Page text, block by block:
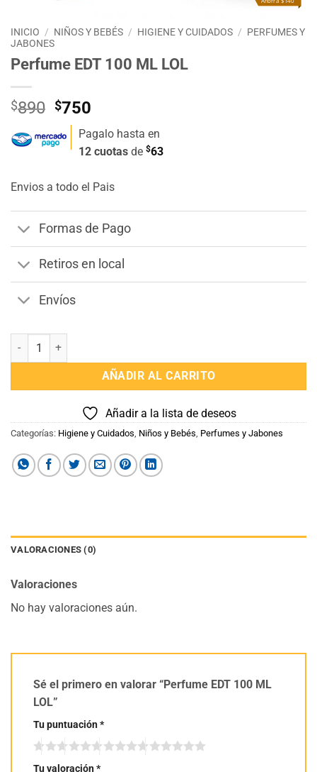
INICIO / NIÑOS Y BEBÉS / HIGIENE Y CUIDADOS / PERFUMES Y
JABONES
Perfume EDT 100 ML LOL
$890 El
precio
original
era:
$750
precio
actual
es:
Pagalo hasta en
12 cuotas de $63
Envios a todo el Pais
Formas de Pago
Retiros en local
Envíos
Perfume EDT 100 ML LOL cantidad
AÑADIR AL CARRITO
Añadir a la lista de deseos
Categorías: Higiene y Cuidados, Niños y Bebés, Perfumes y Jabones
VALORACIONES (0)
Valoraciones
No hay valoraciones aún.
Sé el primero en valorar “Perfume EDT 100 ML
LOL”
Tu puntuación*
Tu valoración*